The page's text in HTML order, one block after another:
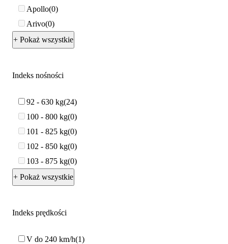
Apollo 0
Arivo 0
+ Pokaż wszystkie
Indeks nośności
92 - 630 kg 24
100 - 800 kg 0
101 - 825 kg 0
102 - 850 kg 0
103 - 875 kg 0
+ Pokaż wszystkie
Indeks prędkości
V do 240 km/h 1